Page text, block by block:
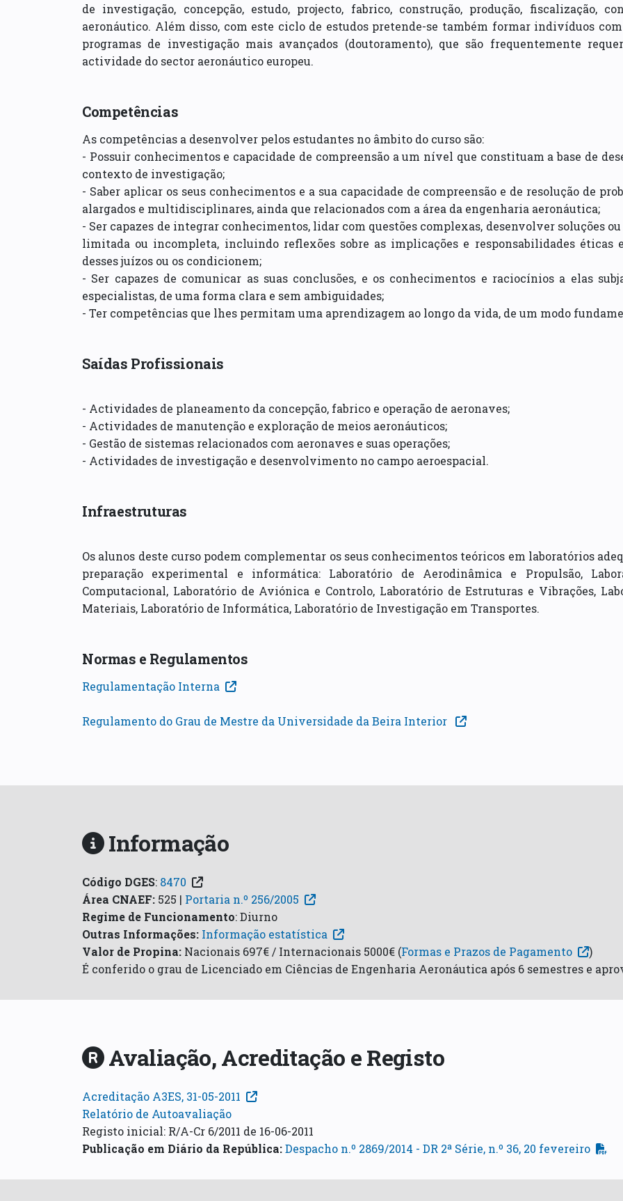
de investigação, concepção, estudo, projecto, fabrico, construção, produção, fiscalização,
aeronáutico. Além disso, com este ciclo de estudos pretende-se também formar indivíduos
programas de investigação mais avançados (doutoramento), que são frequentemente
actividade do sector aeronáutico europeu.
Competências
As competências a desenvolver pelos estudantes no âmbito do curso são:
- Possuir conhecimentos e capacidade de compreensão a um nível que constituam a base de
contexto de investigação;
- Saber aplicar os seus conhecimentos e a sua capacidade de compreensão e de resolução de
alargados e multidisciplinares, ainda que relacionados com a área da engenharia aeronáutica;
- Ser capazes de integrar conhecimentos, lidar com questões complexas, desenvolver soluções
limitada ou incompleta, incluindo reflexões sobre as implicações e responsabilidades éticas
desses juízos ou os condicionem;
- Ser capazes de comunicar as suas conclusões, e os conhecimentos e raciocínios a elas
especialistas, de uma forma clara e sem ambiguidades;
- Ter competências que lhes permitam uma aprendizagem ao longo da vida, de um modo
Saídas Profissionais
- Actividades de planeamento da concepção, fabrico e operação de aeronaves;
- Actividades de manutenção e exploração de meios aeronáuticos;
- Gestão de sistemas relacionados com aeronaves e suas operações;
- Actividades de investigação e desenvolvimento no campo aeroespacial.
Infraestruturas
Os alunos deste curso podem complementar os seus conhecimentos teóricos em laboratórios
preparação experimental e informática: Laboratório de Aerodinâmica e Propulsão,
Computacional, Laboratório de Aviónica e Controlo, Laboratório de Estruturas e Vibrações,
Materiais, Laboratório de Informática, Laboratório de Investigação em Transportes.
Normas e Regulamentos
Regulamentação Interna
Regulamento do Grau de Mestre da Universidade da Beira Interior
Informação
Código DGES: 8470
Área CNAEF: 525 | Portaria n.º 256/2005
Regime de Funcionamento:Diurno
Outras Informações: Informação estatística
Valor de Propina: Nacionais 697€ / Internacionais 5000€ (Formas e Prazos de Pagamento
)
É conferido o grau de Licenciado em Ciências de Engenharia Aeronáutica após 6 semestres e
Avaliação, Acreditação e Registo
Acreditação A3ES, 31-05-2011
Relatório de Autoavaliação
Registo inicial: R/A-Cr 6/2011 de 16-06-2011
Publicação em Diário da República:Despacho n.º 2869/2014 - DR 2ª Série, n.º 36, 20 fevereiro